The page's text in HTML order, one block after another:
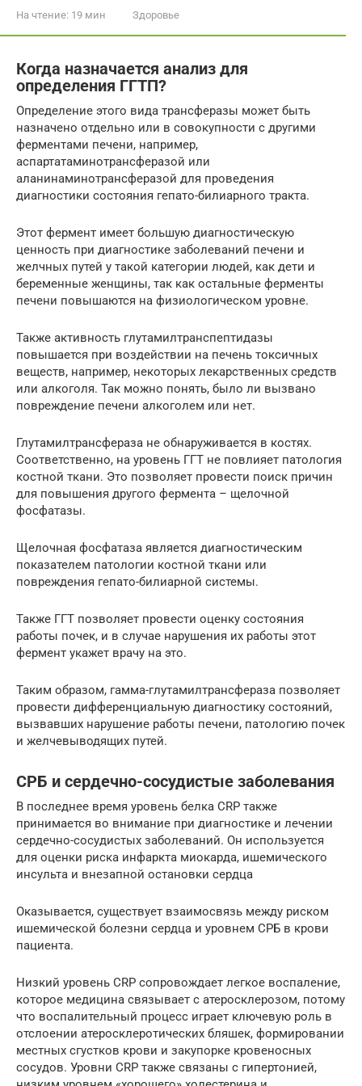
На чтение: 19 мин Здоровье
Когда назначается анализ для
определения ГГТП?
Определение этого вида трансферазы может быть
назначено отдельно или в совокупности с другими
ферментами печени, например,
аспартатаминотрансферазой или
аланинаминотрансферазой для проведения
диагностики состояния гепато-билиарного тракта.
Этот фермент имеет большую диагностическую
ценность при диагностике заболеваний печени и
желчных путей у такой категории людей, как дети и
беременные женщины, так как остальные ферменты
печени повышаются на физиологическом уровне.
Также активность глутамилтранспептидазы
повышается при воздействии на печень токсичных
веществ, например, некоторых лекарственных средств
или алкоголя. Так можно понять, было ли вызвано
повреждение печени алкоголем или нет.
Глутамилтрансфераза не обнаруживается в костях.
Соответственно, на уровень ГГТ не повлияет патология
костной ткани. Это позволяет провести поиск причин
для повышения другого фермента – щелочной
фосфатазы.
Щелочная фосфатаза является диагностическим
показателем патологии костной ткани или
повреждения гепато-билиарной системы.
Также ГГТ позволяет провести оценку состояния
работы почек, и в случае нарушения их работы этот
фермент укажет врачу на это.
Таким образом, гамма-глутамилтрансфераза позволяет
провести дифференциальную диагностику состояний,
вызвавших нарушение работы печени, патологию почек
и желчевыводящих путей.
СРБ и сердечно-сосудистые заболевания
В последнее время уровень белка CRP также
принимается во внимание при диагностике и лечении
сердечно-сосудистых заболеваний. Он используется
для оценки риска инфаркта миокарда, ишемического
инсульта и внезапной остановки сердца
Оказывается, существует взаимосвязь между риском
ишемической болезни сердца и уровнем СРБ в крови
пациента.
Низкий уровень CRP сопровождает легкое воспаление,
которое медицина связывает с атеросклерозом, потому
что воспалительный процесс играет ключевую роль в
отслоении атеросклеротических бляшек, формировании
местных сгустков крови и закупорке кровеносных
сосудов. Уровни CRP также связаны с гипертонией,